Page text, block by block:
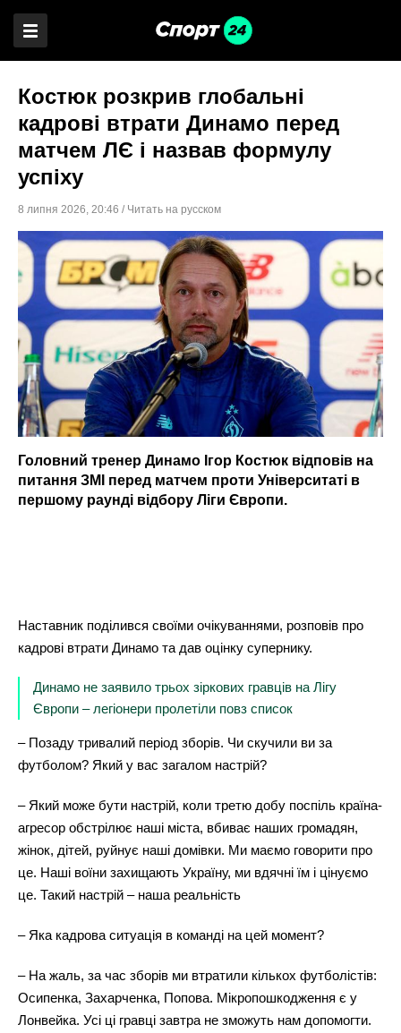
Костюк розкрив глобальні
кадрові втрати Динамо перед
матчем ЛЄ і назвав формулу
успіху
8 липня 2026, 20:46 / Читать на русском
Головний тренер Динамо Ігор Костюк відповів на
питання ЗМІ перед матчем проти Університаті в
першому раунді відбору Ліги Європи.
Наставник поділився своїми очікуваннями, розповів про
кадрові втрати Динамо та дав оцінку супернику.
Динамо не заявило трьох зіркових гравців на Лігу
Європи – легіонери пролетіли повз список
– Позаду тривалий період зборів. Чи скучили ви за
футболом? Який у вас загалом настрій?
– Який може бути настрій, коли третю добу поспіль країна-
агресор обстрілює наші міста, вбиває наших громадян,
жінок, дітей, руйнує наші домівки. Ми маємо говорити про
це. Наші воїни захищають Україну, ми вдячні їм і цінуємо
це. Такий настрій – наша реальність
– Яка кадрова ситуація в команді на цей момент?
– На жаль, за час зборів ми втратили кількох футболістів:
Осипенка, Захарченка, Попова. Мікропошкодження є у
Лонвейка. Усі ці гравці завтра не зможуть нам допомогти.